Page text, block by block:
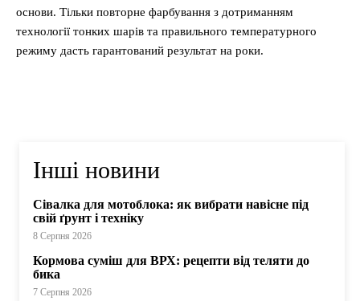
основи. Тільки повторне фарбування з дотриманням
технології тонких шарів та правильного температурного
режиму дасть гарантований результат на роки.
Інші новини
Сівалка для мотоблока: як вибрати навісне під
свій ґрунт і техніку
8 Серпня 2026
Кормова суміш для ВРХ: рецепти від теляти до
бика
7 Серпня 2026